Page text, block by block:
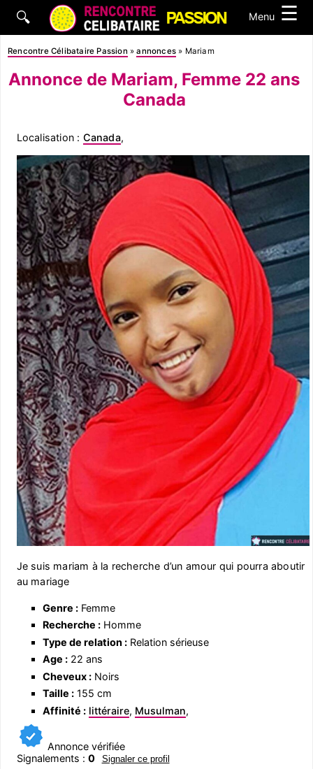
🔍 Menu ☰
Rencontre Célibataire Passion »annonces » Mariam
Annonce de Mariam, Femme 22 ans
Canada
Localisation : Canada,
Je suis mariam à la recherche d’un amour qui pourra aboutir
au mariage
Genre :Femme
Recherche :Homme
Type de relation :Relation sérieuse
Age :22 ans
Cheveux :Noirs
Taille :155 cm
Affinité : littéraire, Musulman,
Annonce vérifiée
Signalements : 0 Signaler ce profil